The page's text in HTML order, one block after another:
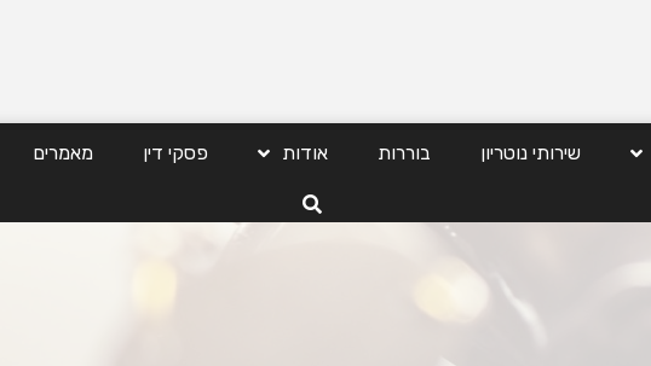
שירותי נוטריון בוררות אודות פסקי דין מאמרים